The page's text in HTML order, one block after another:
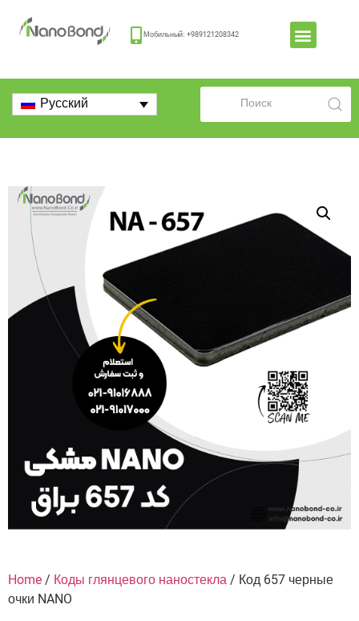
Мобильный: +989121208342
Русский
Home/ Коды глянцевого наностекла/ Код 657 черные
очки NANO